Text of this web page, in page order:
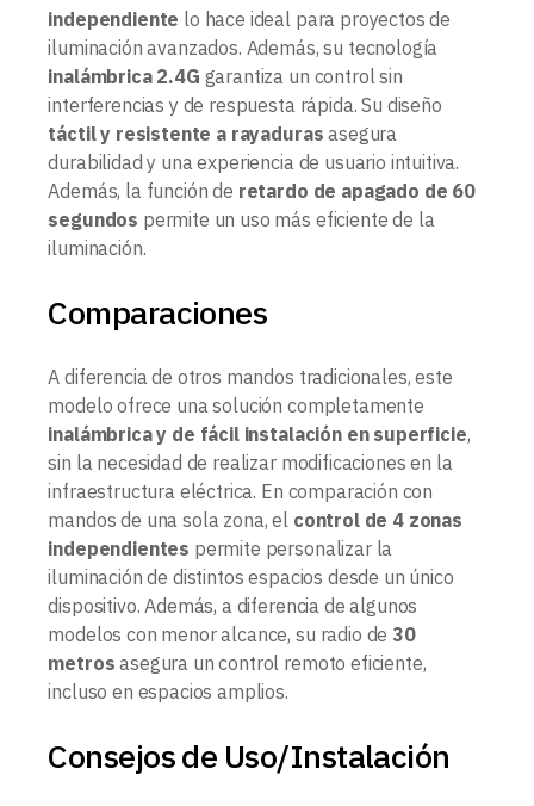
independiente lo hace ideal para proyectos de
iluminación avanzados. Además, su tecnología
inalámbrica 2.4G garantiza un control sin
interferencias y de respuesta rápida. Su diseño
táctil y resistente a rayaduras asegura
durabilidad y una experiencia de usuario intuitiva.
Además, la función de retardo de apagado de 60
segundos permite un uso más eficiente de la
iluminación.
Comparaciones
A diferencia de otros mandos tradicionales, este
modelo ofrece una solución completamente
inalámbrica y de fácil instalación en superficie,
sin la necesidad de realizar modificaciones en la
infraestructura eléctrica. En comparación con
mandos de una sola zona, el control de 4 zonas
independientes permite personalizar la
iluminación de distintos espacios desde un único
dispositivo. Además, a diferencia de algunos
modelos con menor alcance, su radio de 30
metros asegura un control remoto eficiente,
incluso en espacios amplios.
Consejos de Uso/Instalación